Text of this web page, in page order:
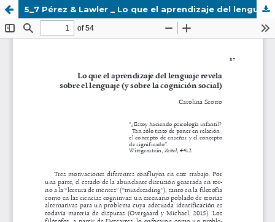
5_7 Pérez & Lawler _ Lo que el aprendizaje del lenguaje revela sobre el lenguaje (y sobre la cognición social).pdf